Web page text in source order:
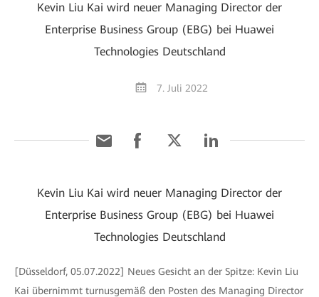
Kevin Liu Kai wird neuer Managing Director der
Enterprise Business Group (EBG) bei Huawei
Technologies Deutschland
7. Juli 2022
Kevin Liu Kai wird neuer Managing Director der
Enterprise Business Group (EBG) bei Huawei
Technologies Deutschland
[Düsseldorf, 05.07.2022] Neues Gesicht an der Spitze: Kevin Liu
Kai übernimmt turnusgemäß den Posten des Managing Director